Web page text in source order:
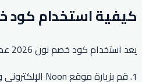
كيفية استخدام كود خصم
يعد استخدام كود خصم نون 2026 عملية سهلة ومباشرة. كل ما عليك فعله هو اتباع الخطوات البسيطة أدناه لاسترداد رمز القسيمة والاستمتاع بالخصومات:
1. قم بزيارة موقع Noon الإلكتروني وأنشئ حسابًا باستخدام عنوان بريدك الإلكتروني.